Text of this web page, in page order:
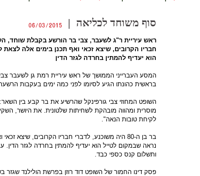
סוף משוחד לכליאה |
חבריו הקרובים, שיצא זכאי ואף תכנן בימים אלה
הוא יעדיף להמתין בחרדה לגזר הדין
המסע העברייני הממושך של ראש עיריית רמת גן לשעבר
בראשית כהונתו הגיע לסיומו לפני כמה ימים בעקבות
השופט המחוזי צבי גורפינקל שהרשיע את בר קבע בין
מוסרית ומהווה מובהקת לשחיתות שלטונית. את היושר,
לקיחת טובות הנאה".
בר בן ה-80 היה משוכנע, לדברי חבריו הקרובים,
נראה שבמקום לטייל הוא יעדיף להמתין בחרדה לגזר
ותשלום קנס כספי כבד.